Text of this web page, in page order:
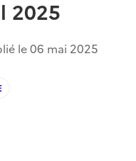
2025
le06 mai 2025